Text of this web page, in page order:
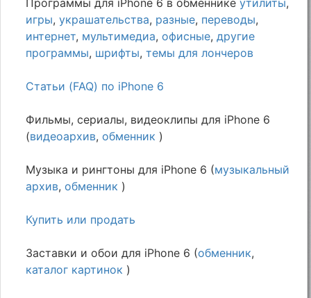
игры,украшательства, разные, переводы,
интернет, мультимедиа,офисные,другие
программы, шрифты,темы для лончеров
Статьи (FAQ) по iPhone 6
Фильмы, сериалы, видеоклипы для iPhone 6
(видеоархив,обменник )
Музыка и рингтоны для iPhone 6 (музыкальный
архив,обменник )
Купить или продать
Заставки и обои для iPhone 6 (обменник,
каталог картинок )